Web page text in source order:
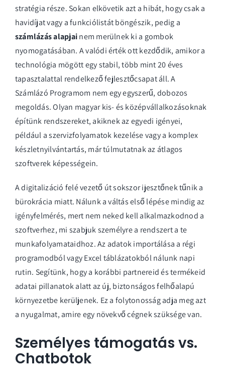
stratégia része. Sokan elkövetik azt a hibát, hogy csak a
havidíjat vagy a funkciólistát böngészik, pedig a
számlázás alapjainem merülnek ki a gombok
nyomogatásában. A valódi érték ott kezdődik, amikor a
technológia mögött egy stabil, több mint 20 éves
tapasztalattal rendelkező fejlesztőcsapat áll. A
Számlázó Programom nem egy egyszerű, dobozos
megoldás. Olyan magyar kis- és középvállalkozásoknak
építünk rendszereket, akiknek az egyedi igényei,
például a szervizfolyamatok kezelése vagy a komplex
készletnyilvántartás, már túlmutatnak az átlagos
szoftverek képességein.
A digitalizáció felé vezető út sokszor ijesztőnek tűnik a
bürokrácia miatt. Nálunk a váltás első lépése mindig az
igényfelmérés, mert nem neked kell alkalmazkodnod a
szoftverhez, mi szabjuk személyre a rendszert a te
munkafolyamataidhoz. Az adatok importálása a régi
programodból vagy Excel táblázatokból nálunk napi
rutin. Segítünk, hogy a korábbi partnereid és termékeid
adatai pillanatok alatt az új, biztonságos felhőalapú
környezetbe kerüljenek. Ez a folytonosság adja meg azt
a nyugalmat, amire egy növekvő cégnek szüksége van.
Személyes támogatás vs.
Chatbotok